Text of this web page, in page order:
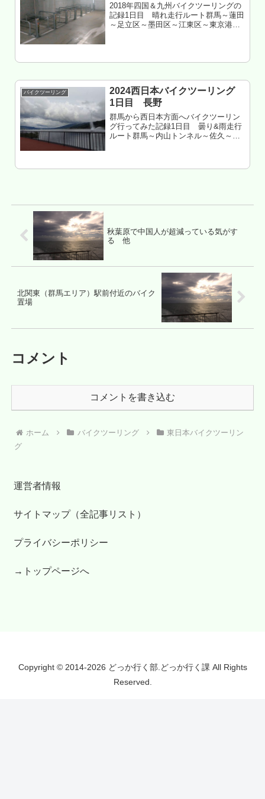
2018年四国＆九州バイクツーリングの
記録1日目 晴れ走行ルート群馬～蓮田
～足立区～墨田区～江東区～東京港オ
物価は高い（野口鮮魚店を除...
バイクツーリング
2024西日本バイクツーリング
1日目 長野
群馬から西日本方面へバイクツーリン
グ行ってみた記録1日目 曇り&雨走行
ルート群馬～内山トンネル～佐久～立
秋葉原で中国人が超減っている気がす
る 他
北関東（群馬エリア）駅前付近のバイク
置場
コメント
コメントを書き込む
ホーム バイクツーリング
東日本バイクツーリン
グ
運営者情報
サイトマップ（全記事リスト）
プライバシーポリシー
→トップページへ
Copyright © 2014-2026 どっか行く部.どっか行く課 All Rights
Reserved.